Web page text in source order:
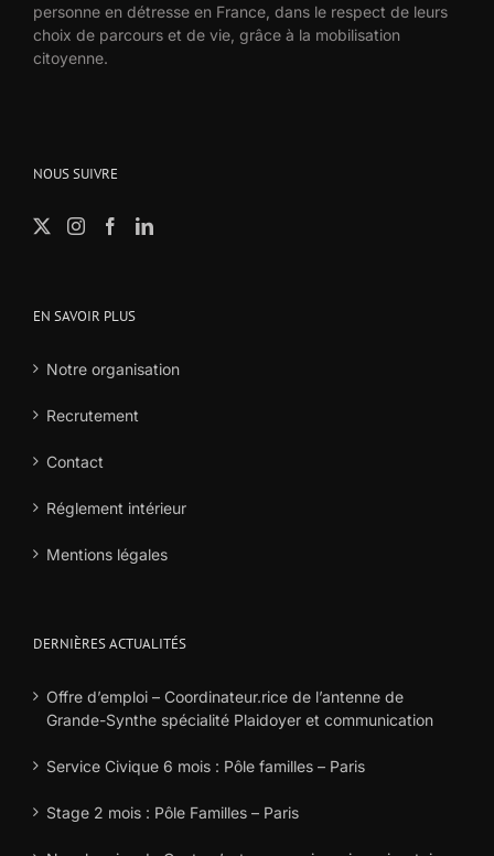
personne en détresse en France, dans le respect de leurs
choix de parcours et de vie, grâce à la mobilisation
citoyenne.
NOUS SUIVRE
EN SAVOIR PLUS
Notre organisation
Recrutement
Contact
Réglement intérieur
Mentions légales
DERNIÈRES ACTUALITÉS
Offre d’emploi – Coordinateur.rice de l’antenne de
Grande-Synthe spécialité Plaidoyer et communication
Service Civique 6 mois : Pôle familles – Paris
Stage 2 mois : Pôle Familles – Paris